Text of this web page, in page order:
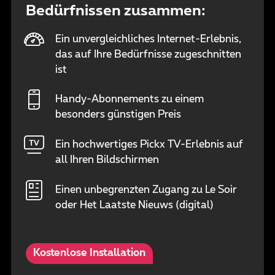
Bedürfnissen zusammen:
Ein unvergleichliches Internet-Erlebnis,
das auf Ihre Bedürfnisse zugeschnitten
ist
Handy-Abonnements zu einem
besonders günstigen Preis
Ein hochwertiges Pickx TV-Erlebnis auf
all Ihren Bildschirmen
Einen unbegrenzten Zugang zu Le Soir
oder Het Laatste Nieuws (digital)
Kostenlose Installation